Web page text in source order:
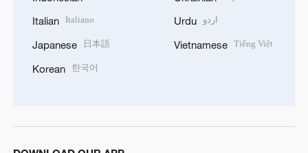
Italian Italiano
Japanese 日本語
Korean 한국어
Urdu اردو
Vietnamese Tiếng Việt